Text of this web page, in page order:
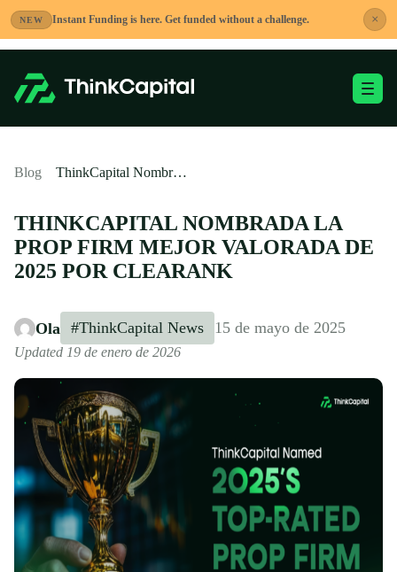
NEW Instant Funding is here. Get funded without a challenge. ×
Saltar
contenido
Alternar menú
Blog ThinkCapital Nombrada la Prop Firm Mejor Valorada de 2025 por CleaRank
THINKCAPITAL NOMBRADA LA
PROP FIRM MEJOR VALORADA DE
2025 POR CLEARANK
Ola #ThinkCapital News 15 de mayo de 2025
Updated 19 de enero de 2026